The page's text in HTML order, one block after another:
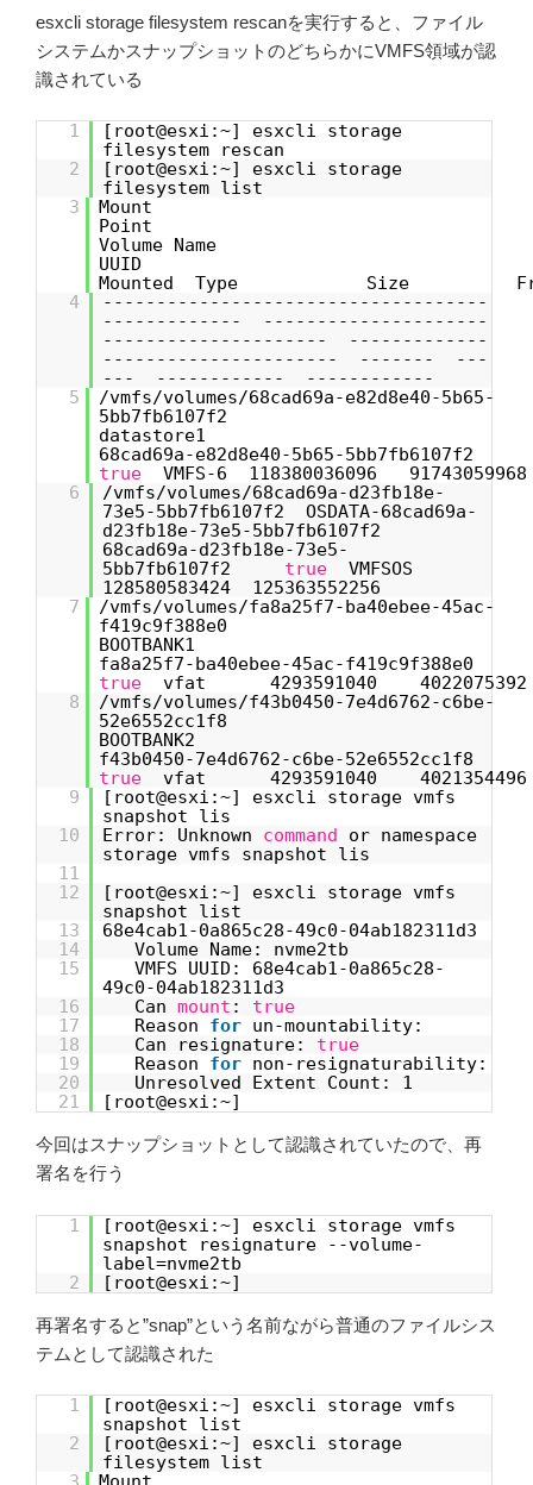
esxcli storage filesystem rescanを実行すると、ファイル
システムかスナップショットのどちらかにVMFS領域が認
識されている
1
[root@esxi:~] esxcli storage
filesystem rescan
2
[root@esxi:~] esxcli storage
filesystem list
3
Mount
Volume
UUID
Mounted Type Size
4
------------------------------------
------------- ---------------------
--------------------- -------------
---------------------- ------- ---
--- ------------ ------------
5
/vmfs/volumes/68cad69a-e82d8e40-5b65-
5bb7fb6107f2
68cad69a-e82d8e40-5b65-5bb7fb6107f2
true
VMFS-6 118380036096 91743059968
6
/vmfs/volumes/68cad69a-d23fb18e-
73e5-5bb7fb6107f2 OSDATA-68cad69a-
d23fb18e-73e5-5bb7fb6107f2
68cad69a-d23fb18e-73e5-
5bb7fb6107f2 true
VMFSOS
128580583424 125363552256
7
/vmfs/volumes/fa8a25f7-ba40ebee-45ac-
f419c9f388e0
fa8a25f7-ba40ebee-45ac-f419c9f388e0
true
vfat 4293591040 4022075392
8
/vmfs/volumes/f43b0450-7e4d6762-c6be-
52e6552cc1f8
f43b0450-7e4d6762-c6be-52e6552cc1f8
true
vfat 4293591040 4021354496
9
[root@esxi:~] esxcli storage vmfs
snapshot lis
10
Error: Unknown command
or namespace
storage vmfs snapshot lis
11
12
[root@esxi:~] esxcli storage vmfs
snapshot list
13
68e4cab1-0a865c28-49c0-04ab182311d3
14
Volume Name: nvme2tb
15
VMFS UUID: 68e4cab1-0a865c28-
49c0-04ab182311d3
16
Can mount : true
17
Reason for un-mountability:
18
Can resignature: true
19
Reason for non-resignaturability:
20
Unresolved Extent Count: 1
21
[root@esxi:~]
今回はスナップショットとして認識されていたので、再
署名を行う
1
[root@esxi:~] esxcli storage vmfs
snapshot resignature --volume-
label=nvme2tb
2
[root@esxi:~]
再署名すると”snap”という名前ながら普通のファイルシス
テムとして認識された
1
[root@esxi:~] esxcli storage vmfs
snapshot list
2
[root@esxi:~] esxcli storage
filesystem list